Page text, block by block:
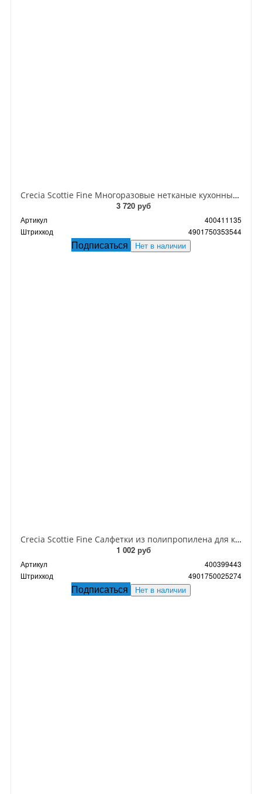
Crecia Scottie Fine Многоразовые нетканые кухонные полотенца 70 листов в рулоне
3 720 руб
Артикул
400411135
Штрихкод
4901750353544
Подписаться Нет в наличии
Crecia Scottie Fine Салфетки из полипропилена для кухни для уборки без моющих средств 33,5*22 см 3 шт
1 002 руб
Артикул
400399443
Штрихкод
4901750025274
Подписаться Нет в наличии